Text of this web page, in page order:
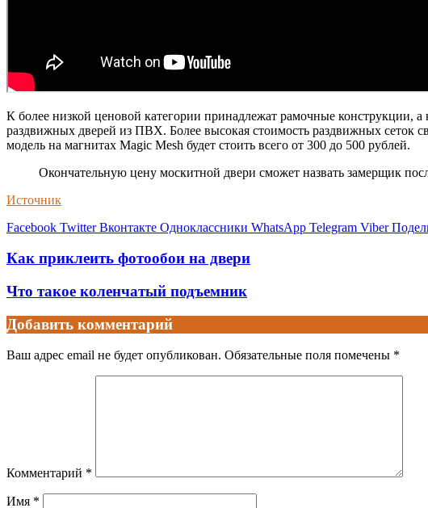
К более низкой ценовой категории принадлежат рамочные конструкции,
раздвижных дверей из ПВХ. Более высокая стоимость раздвижных сеток
модель на магнитах Magic Mesh будет стоить всего от 300 до 500 рублей.
Окончательную цену москитной двери сможет назвать замерщик
Источник
Facebook Twitter Вконтакте Одноклассники WhatsApp Telegram Viber
Как приклеить фотообои на двери
Что такое коленчатый подъемник
Добавить комментарий
Ваш адрес email не будет опубликован. Обязательные поля помечены *
Комментарий *
Имя *